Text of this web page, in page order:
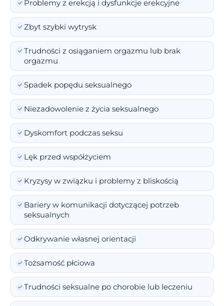
Problemy z erekcją i dysfunkcje erekcyjne
Zbyt szybki wytrysk
Trudności z osiąganiem orgazmu lub brak
orgazmu
Spadek popędu seksualnego
Niezadowolenie z życia seksualnego
Dyskomfort podczas seksu
Lęk przed współżyciem
Kryzysy w związku i problemy z bliskością
Bariery w komunikacji dotyczącej potrzeb
seksualnych
Odkrywanie własnej orientacji
Tożsamość płciowa
Trudności seksualne po chorobie lub leczeniu